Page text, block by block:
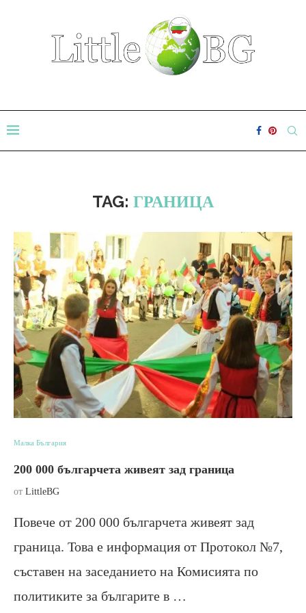
TAG: ГРАНИЦА
Малка България
200 000 българчета живеят зад граница
от LittleBG
Повече от 200 000 българчета живеят зад
граница. Това е информация от Протокол №7,
съставен на заседанието на Комисията по
политиките за българите в …